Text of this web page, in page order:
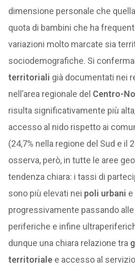
dimensione personale che
quota di bambini che ha
variazioni molto marcate sia
sociodemografiche. Si
territoriali già documentati nei
nell’area regionale del Centro-
risulta significativamente più
accesso al nido rispetto ai
(24,7% nella regione del Sud e il
osserva, però, in tutte le aree
tendenza chiara: i tassi di
sono più elevati nei poli urbani
progressivamente passando
periferiche e infine
dunque una chiara relazione tra
territoriale e accesso al